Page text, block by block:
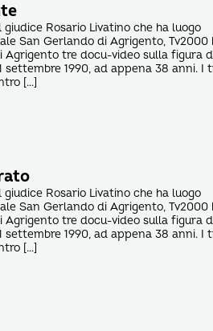
Rosario Livatino che ha luogo
San Gerlando di Agrigento, Tv2000
Agrigento tre docu-video sulla figura
1990, ad appena 38 anni. I
[…]
Rosario Livatino che ha luogo
San Gerlando di Agrigento, Tv2000
Agrigento tre docu-video sulla figura
1990, ad appena 38 anni. I
[…]